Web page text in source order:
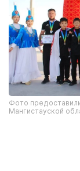
Фото
Мангистауской